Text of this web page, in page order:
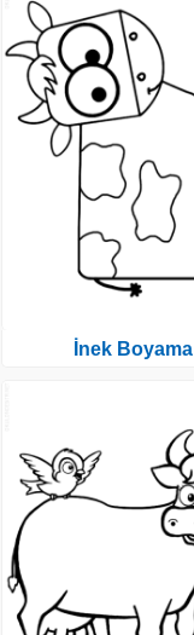
İnek Boyama